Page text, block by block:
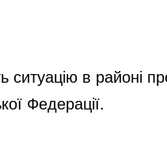
в районі
Федерації.